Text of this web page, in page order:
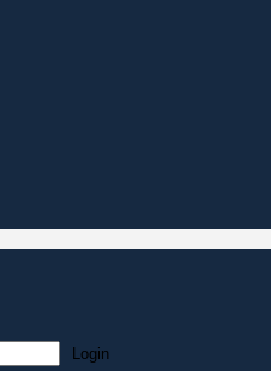
Login